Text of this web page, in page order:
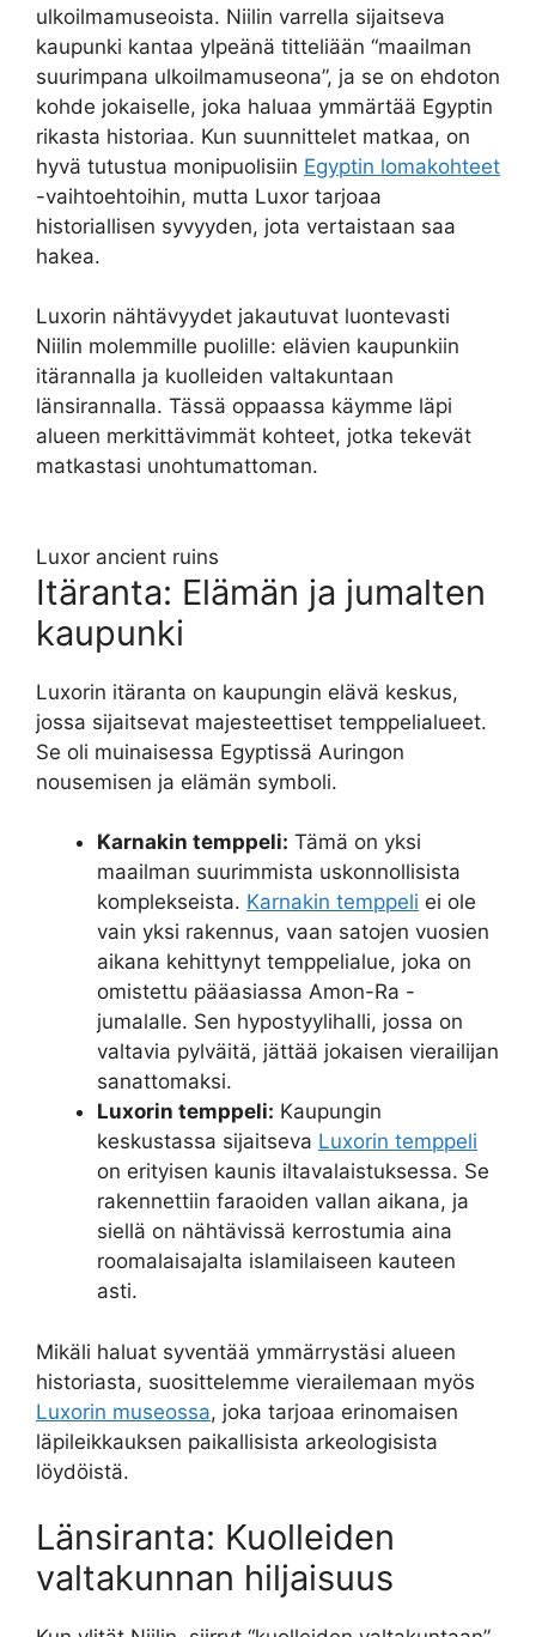
ulkoilmamuseoista. Niilin varrella sijaitseva
kaupunki kantaa ylpeänä titteliään “maailman
suurimpana ulkoilmamuseona”, ja se on ehdoton
kohde jokaiselle, joka haluaa ymmärtää Egyptin
rikasta historiaa. Kun suunnittelet matkaa, on
hyvä tutustua monipuolisiin Egyptin lomakohteet
-vaihtoehtoihin, mutta Luxor tarjoaa
historiallisen syvyyden, jota vertaistaan saa
hakea.
Luxorin nähtävyydet jakautuvat luontevasti
Niilin molemmille puolille: elävien kaupunkiin
itärannalla ja kuolleiden valtakuntaan
länsirannalla. Tässä oppaassa käymme läpi
alueen merkittävimmät kohteet, jotka tekevät
matkastasi unohtumattoman.
Luxor ancient ruins
Itäranta: Elämän ja jumalten
kaupunki
Luxorin itäranta on kaupungin elävä keskus,
jossa sijaitsevat majesteettiset temppelialueet.
Se oli muinaisessa Egyptissä Auringon
nousemisen ja elämän symboli.
Karnakin temppeli: Tämä on yksi
maailman suurimmista uskonnollisista
komplekseista. Karnakin temppeli ei ole
vain yksi rakennus, vaan satojen vuosien
aikana kehittynyt temppelialue, joka on
omistettu pääasiassa Amon-Ra -
jumalalle. Sen hypostyylihalli, jossa on
valtavia pylväitä, jättää jokaisen vierailijan
sanattomaksi.
Luxorin temppeli: Kaupungin
keskustassa sijaitseva Luxorin temppeli
on erityisen kaunis iltavalaistuksessa. Se
rakennettiin faraoiden vallan aikana, ja
siellä on nähtävissä kerrostumia aina
roomalaisajalta islamilaiseen kauteen
asti.
Mikäli haluat syventää ymmärrystäsi alueen
historiasta, suosittelemme vierailemaan myös
Luxorin museossa, joka tarjoaa erinomaisen
läpileikkauksen paikallisista arkeologisista
löydöistä.
Länsiranta: Kuolleiden
valtakunnan hiljaisuus